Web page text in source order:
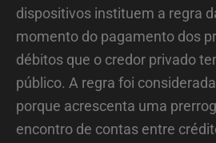
dispositivos instituem a regra
momento do pagamento dos
débitos que o credor privado
público. A regra foi
porque acrescenta uma
encontro de contas entre